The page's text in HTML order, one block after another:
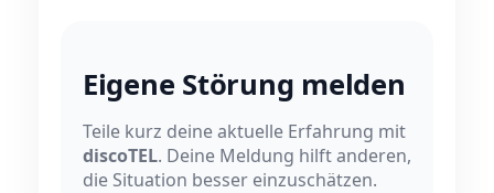
Eigene Störung melden
Teile kurz deine aktuelle Erfahrung mit
discoTEL. Deine Meldung hilft anderen,
die Situation besser einzuschätzen.